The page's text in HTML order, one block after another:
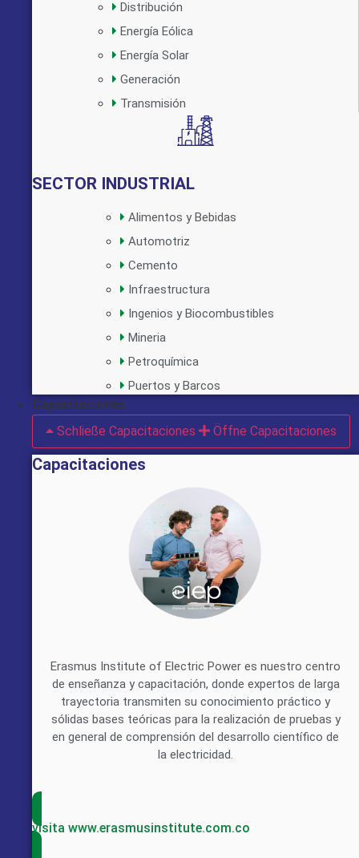
Distribución
Energía Eólica
Energía Solar
Generación
Transmisión
SECTOR INDUSTRIAL
Alimentos y Bebidas
Automotriz
Cemento
Infraestructura
Ingenios y Biocombustibles
Mineria
Petroquímica
Puertos y Barcos
Capacitaciones
Schließe Capacitaciones
Öffne Capacitaciones
Capacitaciones
Erasmus Institute of Electric Power es nuestro centro
de enseñanza y capacitación, donde expertos de larga
trayectoria transmiten su conocimiento práctico y
sólidas bases teóricas para la realización de pruebas y
en general de comprensión del desarrollo científico de
la electricidad.
visita www.erasmusinstitute.com.co